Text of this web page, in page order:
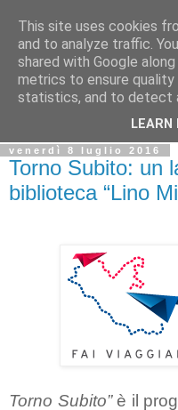
Biblio@rti in
Il Blog della Biblioteca di
informazioni iniziative
venerdì 8 luglio 2016
Torno Subito: un
biblioteca “Lino
Torno Subito”è il
This site uses cookies
and to analyze traffic.
shared with Google
metrics to ensure
statistics, and to detect
LEARN